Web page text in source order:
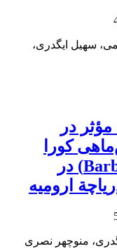
سهیل ایگدری،
در
کورا
(Barbus lacerta; Heckel, 1843) در
ارومیه
منوچهر نصری